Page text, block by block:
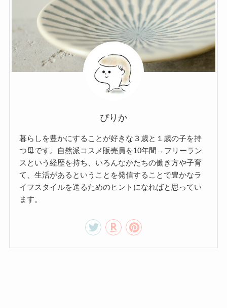
ぴりか
暮らしを豊かにすることが好きな３歳と１歳の子を持
つ母です。自然派コスメ販売員を10年間→フリーラン
スという経歴を持ち、いろんなかたちの働き方や子育
て、生活があるということを発信することで豊かなラ
イフスタイルを送るためのヒントになればと思ってい
ます。